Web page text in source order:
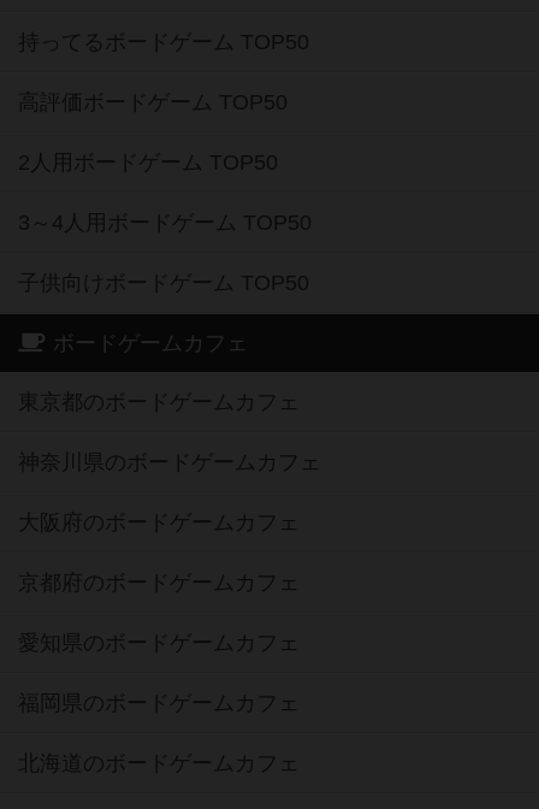
持ってるボードゲーム TOP50
高評価ボードゲーム TOP50
2人用ボードゲーム TOP50
3～4人用ボードゲーム TOP50
子供向けボードゲーム TOP50
ボードゲームカフェ
東京都のボードゲームカフェ
神奈川県のボードゲームカフェ
大阪府のボードゲームカフェ
京都府のボードゲームカフェ
愛知県のボードゲームカフェ
福岡県のボードゲームカフェ
北海道のボードゲームカフェ